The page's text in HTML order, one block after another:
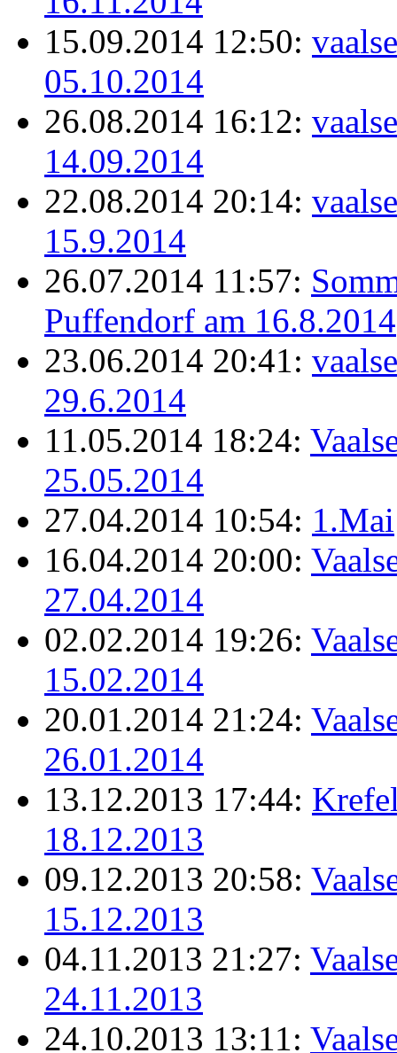
15.09.2014 12:50:
05.10.2014
26.08.2014 16:12:
14.09.2014
22.08.2014 20:14:
15.9.2014
26.07.2014 11:57:
Puffendorf am 16.8.2014
23.06.2014 20:41:
29.6.2014
11.05.2014 18:24:
25.05.2014
27.04.2014 10:54: 1.Mai
16.04.2014 20:00:
27.04.2014
02.02.2014 19:26:
15.02.2014
20.01.2014 21:24:
26.01.2014
13.12.2013 17:44:
18.12.2013
09.12.2013 20:58:
15.12.2013
04.11.2013 21:27:
24.11.2013
24.10.2013 13:11: